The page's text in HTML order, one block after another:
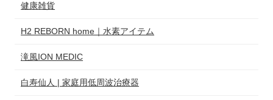
健康雑貨
H2 REBORN home｜水素アイテム
滝風ION MEDIC
白寿仙人 | 家庭用低周波治療器